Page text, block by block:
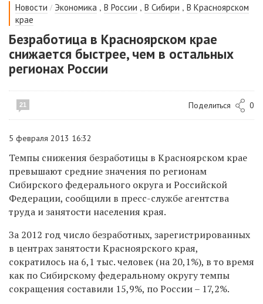
Новости / Экономика , В России , В Сибири , В Красноярском
крае
Безработица в Красноярском крае
снижается быстрее, чем в остальных
регионах России
21 Поделиться 0
5 февраля 2013 16:32
Темпы снижения безработицы в Красноярском крае
превышают средние значения по регионам
Сибирского федерального округа и Российской
Федерации, сообщили в пресс-службе агентства
труда и занятости населения края.
За 2012 год число безработных, зарегистрированных
в центрах занятости Красноярского края,
сократилось на 6,1 тыс. человек (на 20,1%), в то время
как по Сибирскому федеральному округу темпы
сокращения составили 15,9%, по России – 17,2%.